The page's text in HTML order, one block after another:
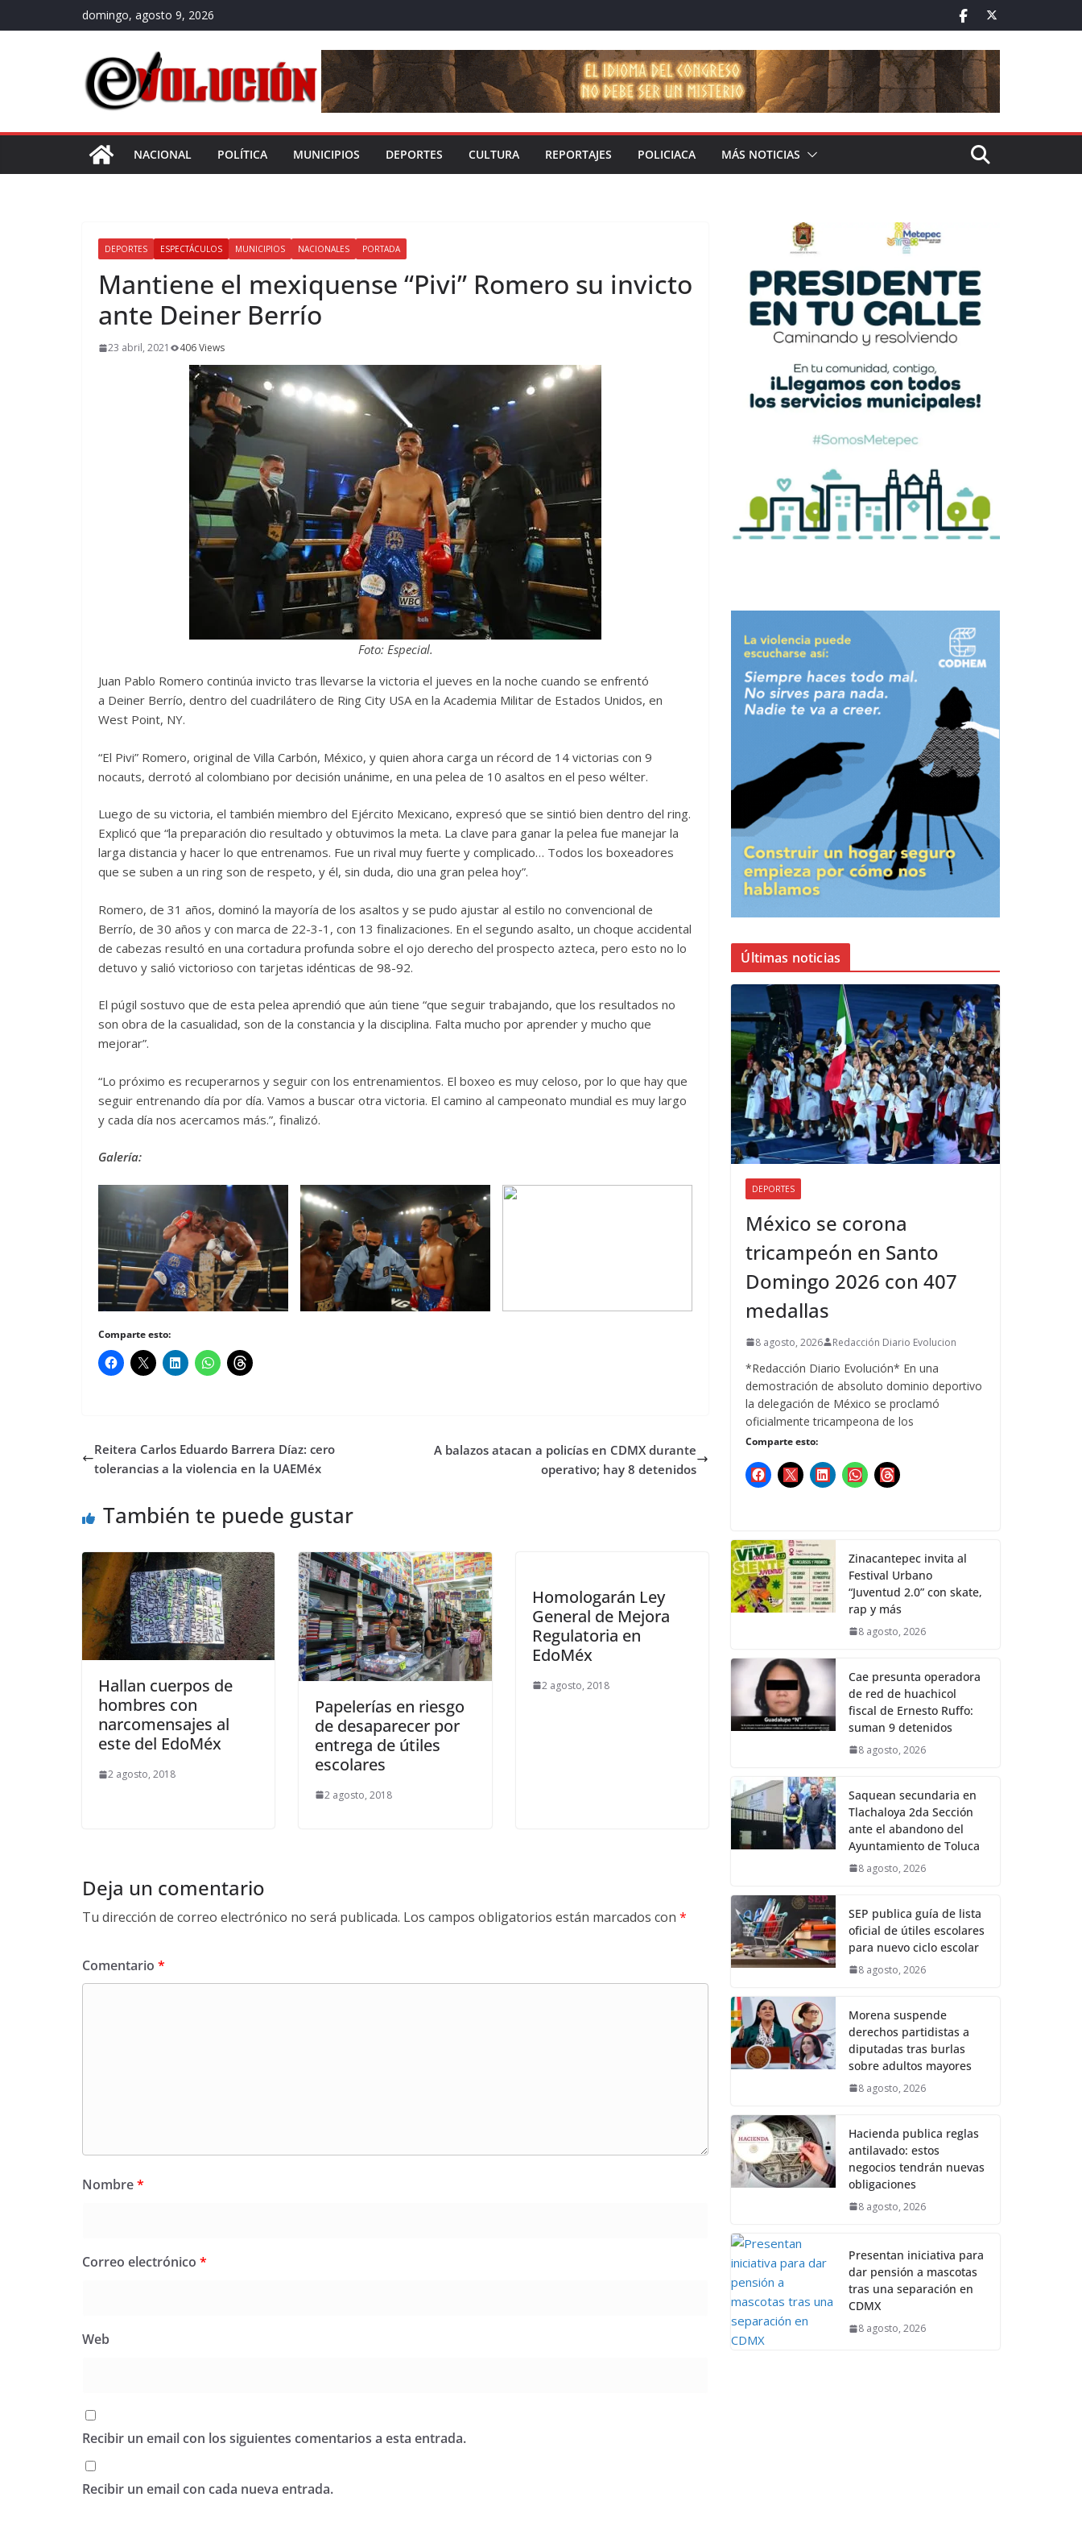
al
domingo, agosto 9, 2026
NACIONAL POLÍTICA MUNICIPIOS DEPORTES CULTURA REPORTAJES POLICIACA MÁS NOTICIAS
DEPORTES ESPECTÁCULOS MUNICIPIOS NACIONALES PORTADA
Mantiene el mexiquense “Pivi” Romero su invicto
ante Deiner Berrío
23 abril, 2021 406 Views
Foto: Especial.
Juan Pablo Romero continúa invicto tras llevarse la victoria el jueves en la noche cuando se enfrentó
a Deiner Berrío, dentro del cuadrilátero de Ring City USA en la Academia Militar de Estados Unidos, en
West Point, NY.
“El Pivi” Romero, original de Villa Carbón, México, y quien ahora carga un récord de 14 victorias con 9
nocauts, derrotó al colombiano por decisión unánime, en una pelea de 10 asaltos en el peso wélter.
Luego de su victoria, el también miembro del Ejército Mexicano, expresó que se sintió bien dentro del ring.
Explicó que “la preparación dio resultado y obtuvimos la meta. La clave para ganar la pelea fue manejar la
larga distancia y hacer lo que entrenamos. Fue un rival muy fuerte y complicado… Todos los boxeadores
que se suben a un ring son de respeto, y él, sin duda, dio una gran pelea hoy”.
Romero, de 31 años, dominó la mayoría de los asaltos y se pudo ajustar al estilo no convencional de
Berrío, de 30 años y con marca de 22-3-1, con 13 finalizaciones. En el segundo asalto, un choque accidental
de cabezas resultó en una cortadura profunda sobre el ojo derecho del prospecto azteca, pero esto no lo
detuvo y salió victorioso con tarjetas idénticas de 98-92.
El púgil sostuvo que de esta pelea aprendió que aún tiene “que seguir trabajando, que los resultados no
son obra de la casualidad, son de la constancia y la disciplina. Falta mucho por aprender y mucho que
mejorar”.
“Lo próximo es recuperarnos y seguir con los entrenamientos. El boxeo es muy celoso, por lo que hay que
seguir entrenando día por día. Vamos a buscar otra victoria. El camino al campeonato mundial es muy largo
y cada día nos acercamos más.”, finalizó.
Galería:
Comparte esto:
Reitera Carlos Eduardo Barrera Díaz: cero
tolerancias a la violencia en la UAEMéx
A balazos atacan a policías en CDMX durante
operativo; hay 8 detenidos
También te puede gustar
Hallan cuerpos de
hombres con
narcomensajes al
este del EdoMéx
2 agosto, 2018
Papelerías en riesgo
de desaparecer por
entrega de útiles
escolares
2 agosto, 2018
Homologarán Ley
General de Mejora
Regulatoria en
EdoMéx
2 agosto, 2018
Deja un comentario
Tu dirección de correo electrónico no será publicada. Los campos obligatorios están marcados con *
Comentario *
Nombre*
Correo electrónico *
Web
Recibir un email con los siguientes comentarios a esta entrada.
Recibir un email con cada nueva entrada.
Últimas noticias
DEPORTES
México se corona
tricampeón en Santo
Domingo 2026 con 407
medallas
8 agosto, 2026 Redacción Diario Evolucion
*Redacción Diario Evolución* En una
demostración de absoluto dominio deportivo
la delegación de México se proclamó
oficialmente tricampeona de los
Comparte esto:
Zinacantepec invita al
Festival Urbano
“Juventud 2.0” con skate,
rap y más
8 agosto, 2026
Cae presunta operadora
de red de huachicol
fiscal de Ernesto Ruffo:
suman 9 detenidos
8 agosto, 2026
Saquean secundaria en
Tlachaloya 2da Sección
ante el abandono del
Ayuntamiento de Toluca
8 agosto, 2026
SEP publica guía de lista
oficial de útiles escolares
para nuevo ciclo escolar
8 agosto, 2026
Morena suspende
derechos partidistas a
diputadas tras burlas
sobre adultos mayores
8 agosto, 2026
Hacienda publica reglas
antilavado: estos
negocios tendrán nuevas
obligaciones
8 agosto, 2026
Presentan iniciativa para
dar pensión a mascotas
tras una separación en
CDMX
8 agosto, 2026